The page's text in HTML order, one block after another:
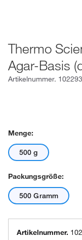
Thermo
Agar-Basis
Artikelnummer.
Menge:
500 g
Packungsgröße:
500 Gramm
Artikelnummer.